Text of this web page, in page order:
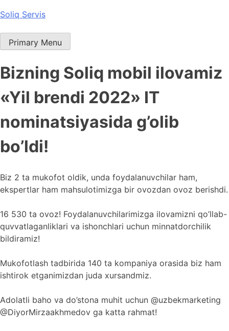
Skip
content
Soliq Servis
Primary Menu
Bizning Soliq mobil ilovamiz
«Yil brendi 2022» IT
nominatsiyasida g’olib
bo’ldi!
Biz 2 ta mukofot oldik, unda foydalanuvchilar ham,
ekspertlar ham mahsulotimizga bir ovozdan ovoz berishdi.
16 530 ta ovoz! Foydalanuvchilarimizga ilovamizni qo’llab-
quvvatlaganliklari va ishonchlari uchun minnatdorchilik
bildiramiz!
Mukofotlash tadbirida 140 ta kompaniya orasida biz ham
ishtirok etganimizdan juda xursandmiz.
Adolatli baho va do’stona muhit uchun @uzbekmarketing
@DiyorMirzaakhmedov ga katta rahmat!